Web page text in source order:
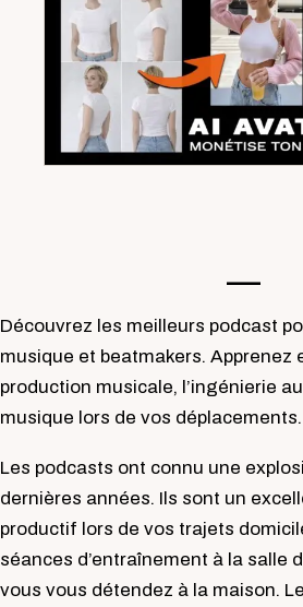
—-
Découvrez les meilleurs podcast
musique et beatmakers. Apprenez
production musicale, l’ingénierie
musique lors de vos déplacements.
Les podcasts ont connu une
dernières années. Ils sont un
productif lors de vos trajets
séances d’entraînement à la salle
vous vous détendez à la maison.